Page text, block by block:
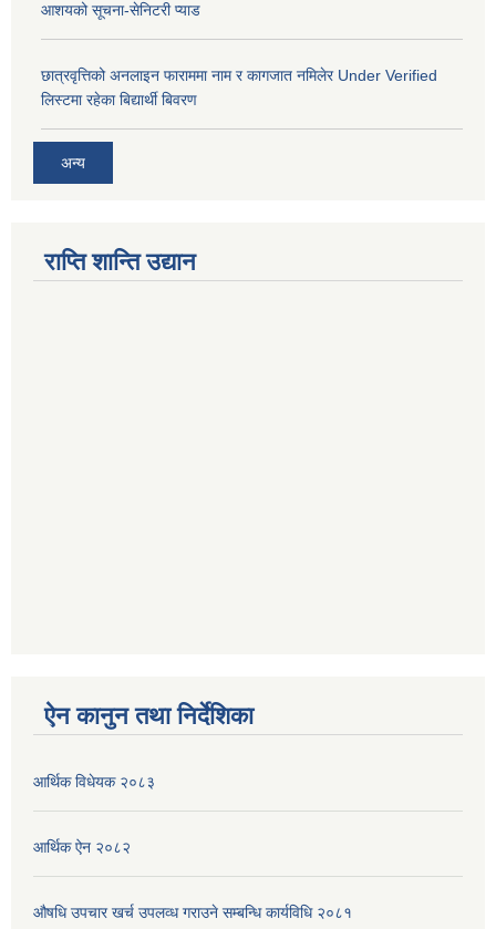
आशयको सूचना-सेनिटरी प्याड
छात्रवृत्तिको अनलाइन फाराममा नाम र कागजात नमिलेर Under Verified
लिस्टमा रहेका बिद्यार्थी बिवरण
अन्य
राप्ति शान्ति उद्यान
ऐन कानुन तथा निर्देशिका
आर्थिक विधेयक २०८३
आर्थिक ऐन २०८२
औषधि उपचार खर्च उपलव्ध गराउने सम्बन्धि कार्यविधि २०८१